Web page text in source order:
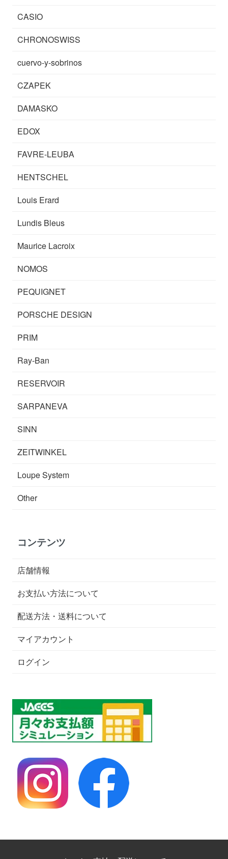
CASIO
CHRONOSWISS
cuervo-y-sobrinos
CZAPEK
DAMASKO
EDOX
FAVRE-LEUBA
HENTSCHEL
Louis Erard
Lundis Bleus
Maurice Lacroix
NOMOS
PEQUIGNET
PORSCHE DESIGN
PRIM
Ray-Ban
RESERVOIR
SARPANEVA
SINN
ZEITWINKEL
Loupe System
Other
コンテンツ
店舗情報
お支払い方法について
配送方法・送料について
マイアカウント
ログイン